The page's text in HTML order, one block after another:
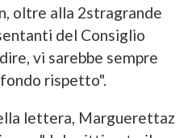
oltre alla 2stragrande
del Consiglio
vi sarebbe sempre
rispetto".
lettera, Marguerettaz